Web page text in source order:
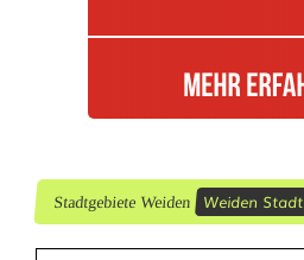
u
n
Stadtgebiete Weiden Weiden Stadt